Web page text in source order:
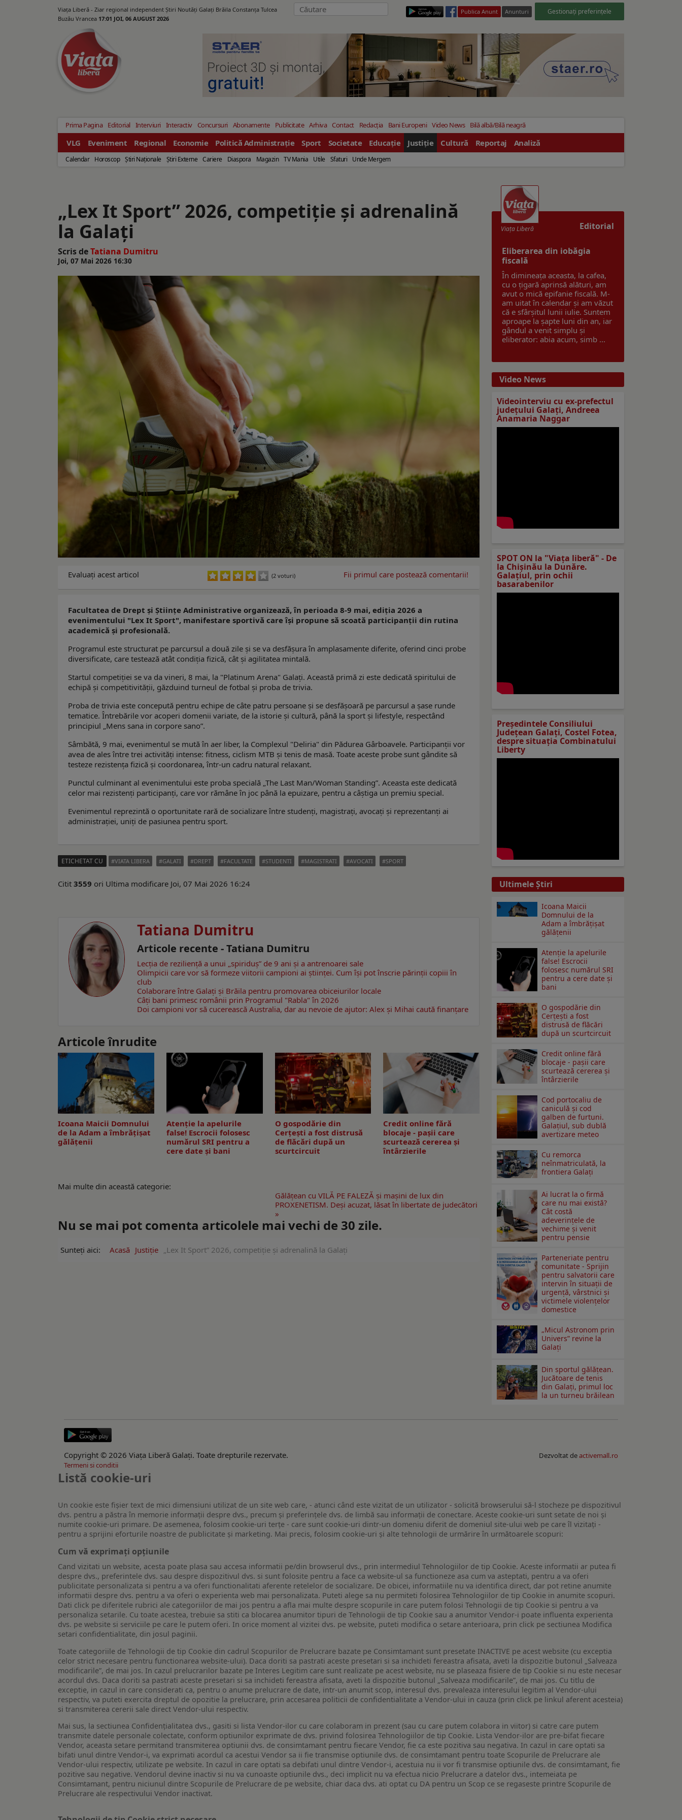
Viața Liberă - Ziar regional independent Știri Noutăți Galaţi Brăila Constanţa Tulcea
Buzău Vrancea 17:01 JOI, 06 AUGUST 2026
Publica Anunt Anunturi Gestionați preferințele
Prima Pagina Editorial Interviuri Interactiv Concursuri Abonamente Publicitate Arhiva Contact Redacția Bani Europeni Video News Bilă albă/Bilă neagră
VLG Eveniment Regional Economie Politică Administrație Sport Societate Educație Justiție Cultură Reportaj Analiză
Calendar Horoscop Ştiri Naţionale Ştiri Externe Cariere Diaspora Magazin TV Mania Utile Sfaturi Unde Mergem
„Lex It Sport” 2026, competiție și adrenalină
la Galați
Scris deTatiana Dumitru
Joi, 07 Mai 2026 16:30
Evaluaţi acest articol (2 voturi) Fii primul care postează comentarii!
Facultatea de Drept și Științe Administrative organizează, în perioada 8-9 mai, ediția 2026 a
evenimentului "Lex It Sport", manifestare sportivă care își propune să scoată participanții din rutina
academică și profesională.
Programul este structurat pe parcursul a două zile și se va desfășura în amplasamente diferite, oferind cinci probe
diversificate, care testează atât condiția fizică, cât și agilitatea mintală.
Startul competiției se va da vineri, 8 mai, la "Platinum Arena" Galați. Această primă zi este dedicată spiritului de
echipă și competitivității, găzduind turneul de fotbal și proba de trivia.
Proba de trivia este concepută pentru echipe de câte patru persoane și se desfășoară pe parcursul a șase runde
tematice. Întrebările vor acoperi domenii variate, de la istorie și cultură, până la sport și lifestyle, respectând
principiul „Mens sana in corpore sano”.
Sâmbătă, 9 mai, evenimentul se mută în aer liber, la Complexul "Deliria" din Pădurea Gârboavele. Participanții vor
avea de ales între trei activități intense: fitness, ciclism MTB și tenis de masă. Toate aceste probe sunt gândite să
testeze rezistența fizică și coordonarea, într-un cadru natural relaxant.
Punctul culminant al evenimentului este proba specială „The Last Man/Woman Standing”. Aceasta este dedicată
celor mai rezistenți participanți, care vor rămâne în joc până la epuizare, pentru a câștiga un premiu special.
Evenimentul reprezintă o oportunitate rară de socializare între studenți, magistrați, avocați și reprezentanți ai
administrației, uniți de pasiunea pentru sport.
ETICHETAT CU VIATA LIBERA GALATI DREPT FACULTATE STUDENTI MAGISTRATI AVOCATI SPORT
Citit 3559 ori Ultima modificare Joi, 07 Mai 2026 16:24
Tatiana Dumitru
Articole recente - Tatiana Dumitru
Lecția de reziliență a unui „spiriduș” de 9 ani și a antrenoarei sale
Olimpicii care vor să formeze viitorii campioni ai științei. Cum își pot înscrie părinții copiii în
club
Colaborare între Galați și Brăila pentru promovarea obiceiurilor locale
Câţi bani primesc românii prin Programul "Rabla" în 2026
Doi campioni vor să cucerească Australia, dar au nevoie de ajutor: Alex și Mihai caută finanțare
Articole înrudite
Icoana Maicii Domnului
de la Adam a îmbrățișat
gălățenii
Atenție la apelurile
false! Escrocii folosesc
numărul SRI pentru a
cere date și bani
O gospodărie din
Cerțești a fost distrusă
de flăcări după un
scurtcircuit
Credit online fără
blocaje - pașii care
scurtează cererea și
întârzierile
Mai multe din această categorie:
Gălăţean cu VILĂ PE FALEZĂ şi maşini de lux din
PROXENETISM. Deşi acuzat, lăsat în libertate de judecători
»
Nu se mai pot comenta articolele mai vechi de 30 zile.
Sunteți aici: Acasă Justiție „Lex It Sport” 2026, competiție și adrenalină la Galați
Editorial
Viaţa Liberă
Eliberarea din iobăgia
fiscală
În dimineața aceasta, la cafea,
cu o țigară aprinsă alături, am
avut o mică epifanie fiscală. M-
am uitat în calendar și am văzut
că e sfârșitul lunii iulie. Suntem
aproape la șapte luni din an, iar
gândul a venit simplu și
eliberator: abia acum, simb ...
Video News
Videointerviu cu ex-prefectul
judeţului Galaţi, Andreea
Anamaria Naggar
SPOT ON la "Viaţa liberă" - De
la Chișinău la Dunăre.
Galațiul, prin ochii
basarabenilor
Preşedintele Consiliului
Judeţean Galaţi, Costel Fotea,
despre situaţia Combinatului
Liberty
Ultimele Ştiri
Icoana Maicii
Domnului de la
Adam a îmbrățișat
gălățenii
Atenție la apelurile
false! Escrocii
folosesc numărul SRI
pentru a cere date și
bani
O gospodărie din
Cerțești a fost
distrusă de flăcări
după un scurtcircuit
Credit online fără
blocaje - pașii care
scurtează cererea și
întârzierile
Cod portocaliu de
caniculă și cod
galben de furtuni.
Galațiul, sub dublă
avertizare meteo
Cu remorca
neînmatriculată, la
frontiera Galați
Ai lucrat la o firmă
care nu mai există?
Cât costă
adeverințele de
vechime și venit
pentru pensie
Parteneriate pentru
comunitate - Sprijin
pentru salvatorii care
intervin în situații de
urgență, vârstnici și
victimele violențelor
domestice
„Micul Astronom prin
Univers” revine la
Galați
Din sportul gălățean.
Jucătoare de tenis
din Galați, primul loc
la un turneu brăilean
Copyright © 2026 Viaţa Liberă Galaţi. Toate drepturile rezervate. Dezvoltat deactivemall.ro
Termeni si conditii
Listă cookie-uri
Un cookie este fişier text de mici dimensiuni utilizat de un site web care, - atunci când este vizitat de un utilizator - solicită browserului să-l stocheze pe dispozitivul
dvs. pentru a păstra în memorie informații despre dvs., precum și preferințele dvs. de limbă sau informații de conectare. Aceste cookie-uri sunt setate de noi și
numite cookie-uri primare. De asemenea, folosim cookie-uri terțe - care sunt cookie-uri dintr-un domeniu diferit de domeniul site-ului web pe care îl vizitați -
pentru a sprijini eforturile noastre de publicitate și marketing. Mai precis, folosim cookie-uri și alte tehnologii de urmărire în următoarele scopuri:
Cum vă exprimați opțiunile
Cand vizitati un website, acesta poate plasa sau accesa informatii pe/din browserul dvs., prin intermediul Tehnologiilor de tip Cookie. Aceste informatii ar putea fi
despre dvs., preferintele dvs. sau despre dispozitivul dvs. si sunt folosite pentru a face ca website-ul sa functioneze asa cum va asteptati, pentru a va oferi
publicitate personalizata si pentru a va oferi functionalitati aferente retelelor de socializare. De obicei, informatiile nu va identifica direct, dar pot retine anumite
informatii despre dvs. pentru a va oferi o experienta web mai personalizata. Puteti alege sa nu permiteti folosirea Tehnologiilor de tip Cookie in anumite scopuri.
Dati click pe diferitele rubrici ale categoriilor de mai jos pentru a afla mai multe despre scopurile in care putem folosi Tehnologii de tip Cookie si pentru a va
personaliza setarile. Cu toate acestea, trebuie sa stiti ca blocarea anumitor tipuri de Tehnologii de tip Cookie sau a anumitor Vendor-i poate influenta experienta
dvs. pe website si serviciile pe care le putem oferi. In orice moment al vizitei dvs. pe website, puteti modifica o setare anterioara, prin click pe sectiunea Modifica
setari confidentialitate, din josul paginii.
Toate categoriile de Tehnologii de tip Cookie din cadrul Scopurilor de Prelucrare bazate pe Consimtamant sunt presetate INACTIVE pe acest website (cu exceptia
celor strict necesare pentru functionarea website-ului). Daca doriti sa pastrati aceste presetari si sa inchideti fereastra afisata, aveti la dispozitie butonul „Salveaza
modificarile”, de mai jos. In cazul prelucrarilor bazate pe Interes Legitim care sunt realizate pe acest website, nu se plaseaza fisiere de tip Cookie si nu este necesar
acordul dvs. Daca doriti sa pastrati aceste presetari si sa inchideti fereastra afisata, aveti la dispozitie butonul „Salveaza modificarile”, de mai jos. Cu titlu de
exceptie, in cazul in care considerati ca, pentru o anume prelucrare de date, intr-un anumit scop, interesul dvs. prevaleaza interesului legitim al Vendor-ului
respectiv, va puteti exercita dreptul de opozitie la prelucrare, prin accesarea politicii de confidentialitate a Vendor-ului in cauza (prin click pe linkul aferent acesteia)
si transmiterea cererii sale direct Vendor-ului respectiv.
Mai sus, la sectiunea Confidențialitatea dvs., gasiti si lista Vendor-ilor cu care colaboram in prezent (sau cu care putem colabora in viitor) si catre care putem
transmite datele personale colectate, conform optiunilor exprimate de dvs. privind folosirea Tehnologiilor de tip Cookie. Lista Vendor-ilor are pre-bifat fiecare
Vendor, aceasta setare permitand transmiterea optiunii dvs. de consimtamant pentru fiecare Vendor, fie ca este pozitiva sau negativa. In cazul in care optati sa
bifati unul dintre Vendor-i, va exprimati acordul ca acestui Vendor sa ii fie transmise optiunile dvs. de consimtamant pentru toate Scopurile de Prelucrare ale
Vendor-ului respectiv, utilizate pe website. In cazul in care optati sa debifati unul dintre Vendor-i, acestuia nu ii vor fi transmise optiunile dvs. de consimtamant, fie
pozitive sau negative. Vendorul devine inactiv si nu va cunoaste optiunile dvs., deci implicit nu va efectua nicio Prelucrare a datelor dvs., intemeiata pe
Consimtamant, pentru niciunul dintre Scopurile de Prelucrare de pe website, chiar daca dvs. ati optat cu DA pentru un Scop ce se regaseste printre Scopurile de
Prelucrare ale respectivului Vendor inactivat.